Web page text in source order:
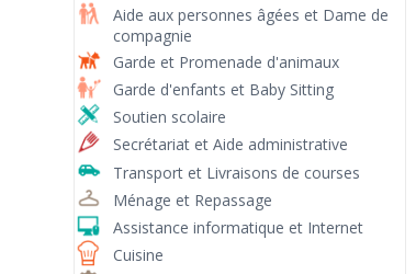
Aide aux personnes âgées et Dame de
compagnie
Garde et Promenade d'animaux
Garde d'enfants et Baby Sitting
Soutien scolaire
Secrétariat et Aide administrative
Transport et Livraisons de courses
Ménage et Repassage
Assistance informatique et Internet
Cuisine